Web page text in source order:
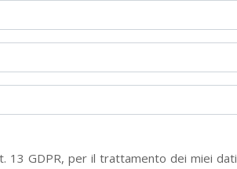
13 GDPR, per il trattamento dei miei dati